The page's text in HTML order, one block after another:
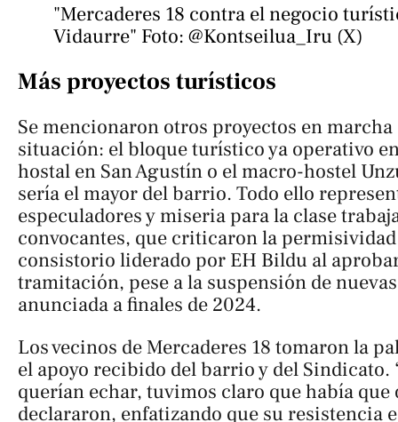
"Mercaderes 18 contra el negocio
Vidaurre" Foto: @Kontseilua_Iru (X)
Más proyectos turísticos
Se mencionaron otros proyectos en marcha
situación: el bloque turístico ya operativo
hostal en San Agustín o el macro-hostel
sería el mayor del barrio. Todo ello
especuladores y miseria para la clase
convocantes, que criticaron la
consistorio liderado por EH Bildu al
tramitación, pese a la suspensión de
anunciada a finales de 2024.
Los vecinos de Mercaderes 18 tomaron la
el apoyo recibido del barrio y del Sindicato.
querían echar, tuvimos claro que había
declararon, enfatizando que su resistencia